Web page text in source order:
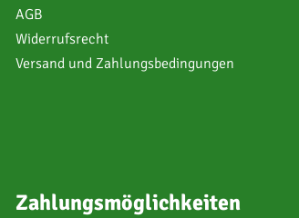
AGB
Widerrufsrecht
Versand und Zahlungsbedingungen
Zahlungsmöglichkeiten